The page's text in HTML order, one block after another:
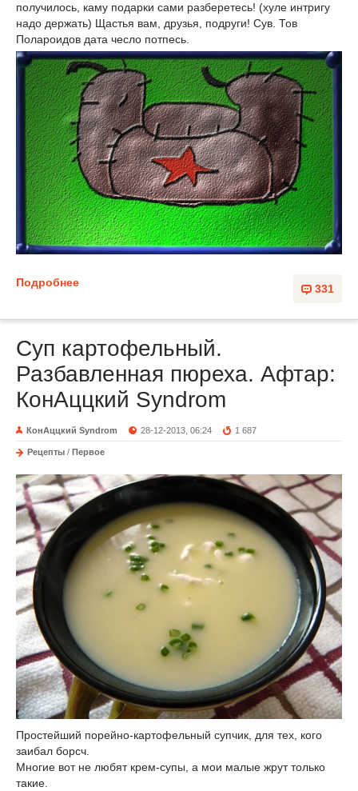
получилось, каму подарки сами разберетесь! (хуле интригу
надо держать) Щастья вам, друзья, подруги! Сув. Тов
Полароидов дата чесло потпесь.
331
Подробнее
Суп картофельный.
Разбавленная пюреха. Афтар:
КонАццкий Syndrom
КонАццкий Syndrom 28-12-2013, 06:24 1 687
Рецепты / Первое
Простейший порейно-картофельный супчик, для тех, кого
заибал борсч.
Многие вот не любят крем-супы, а мои малые жрут только
такие.